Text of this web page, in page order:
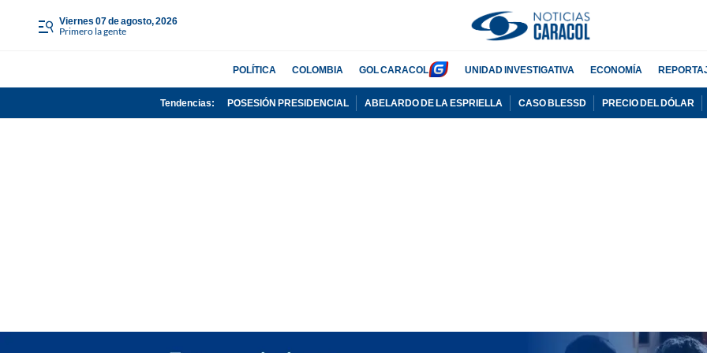
viernes 07 de agosto, 2026
Primero la gente
POLÍTICA COLOMBIA GOL CARACOL UNIDAD INVESTIGATIVA ECONOMÍA
Tendencias: POSESIÓN PRESIDENCIAL ABELARDO DE LA ESPRIELLA CASO BLESSD PRECIO DEL DÓLAR